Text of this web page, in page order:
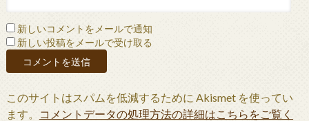
新しいコメントをメールで通知
新しい投稿をメールで受け取る
このサイトはスパムを低減するために Akismet を使ってい
ます。
コメントデータの処理方法の詳細はこちらをご覧く